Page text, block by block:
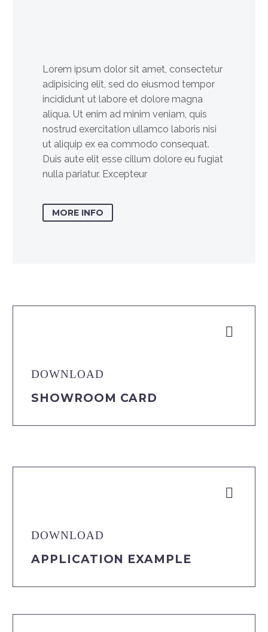
Lorem ipsum dolor sit amet, consectetur
adipisicing elit, sed do eiusmod tempor
incididunt ut labore et dolore magna
aliqua. Ut enim ad minim veniam, quis
nostrud exercitation ullamco laboris nisi
ut aliquip ex ea commodo consequat.
Duis aute elit esse cillum dolore eu fugiat
nulla pariatur. Excepteur
MORE INFO


DOWNLOAD
SHOWROOM CARD


DOWNLOAD
APPLICATION EXAMPLE